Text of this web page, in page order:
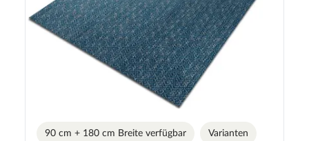
90 cm + 180 cm Breite verfügbar
Varianten